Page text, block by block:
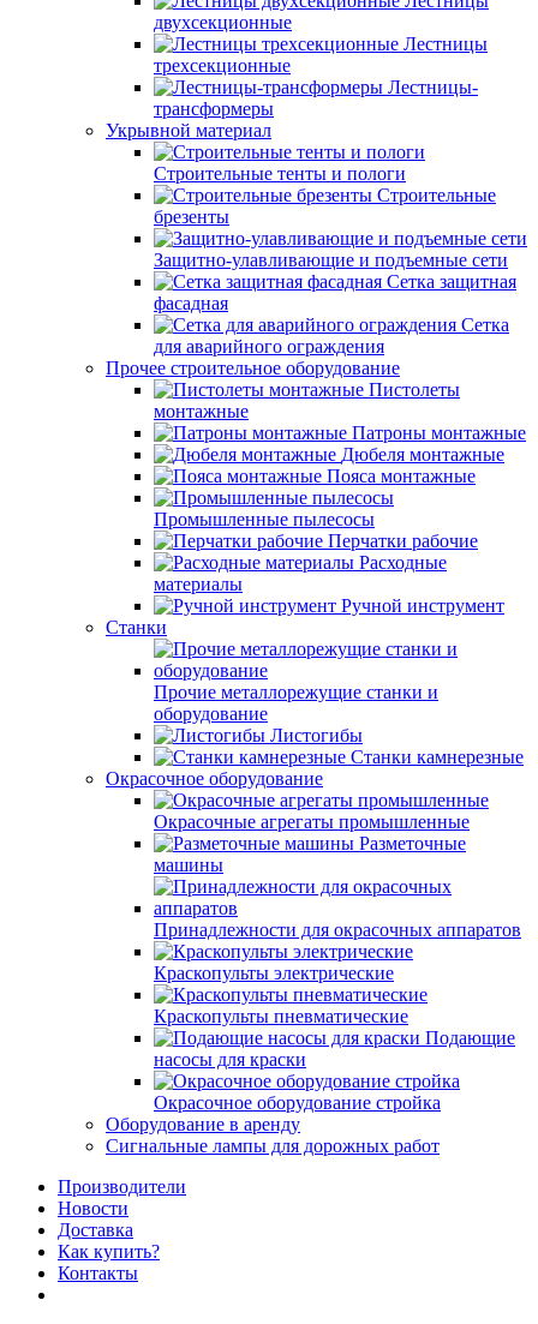
двухсекционные
Лестницы
трехсекционные
Лестницы-
трансформеры
Укрывной материал
Строительные тенты и пологи
Строительные
брезенты
Защитно-улавливающие и подъемные сети
Сетка защитная
фасадная
Сетка
для аварийного ограждения
Прочее строительное оборудование
Пистолеты
монтажные
Патроны монтажные
Дюбеля монтажные
Пояса монтажные
Промышленные пылесосы
Перчатки рабочие
Расходные
материалы
Ручной инструмент
Станки
Прочие металлорежущие станки и
оборудование
Листогибы
Станки камнерезные
Окрасочное оборудование
Окрасочные агрегаты промышленные
Разметочные
машины
Принадлежности для окрасочных аппаратов
Краскопульты электрические
Краскопульты пневматические
Подающие
насосы для краски
Окрасочное оборудование стройка
Оборудование в аренду
Сигнальные лампы для дорожных работ
Производители
Новости
Доставка
Как купить?
Контакты